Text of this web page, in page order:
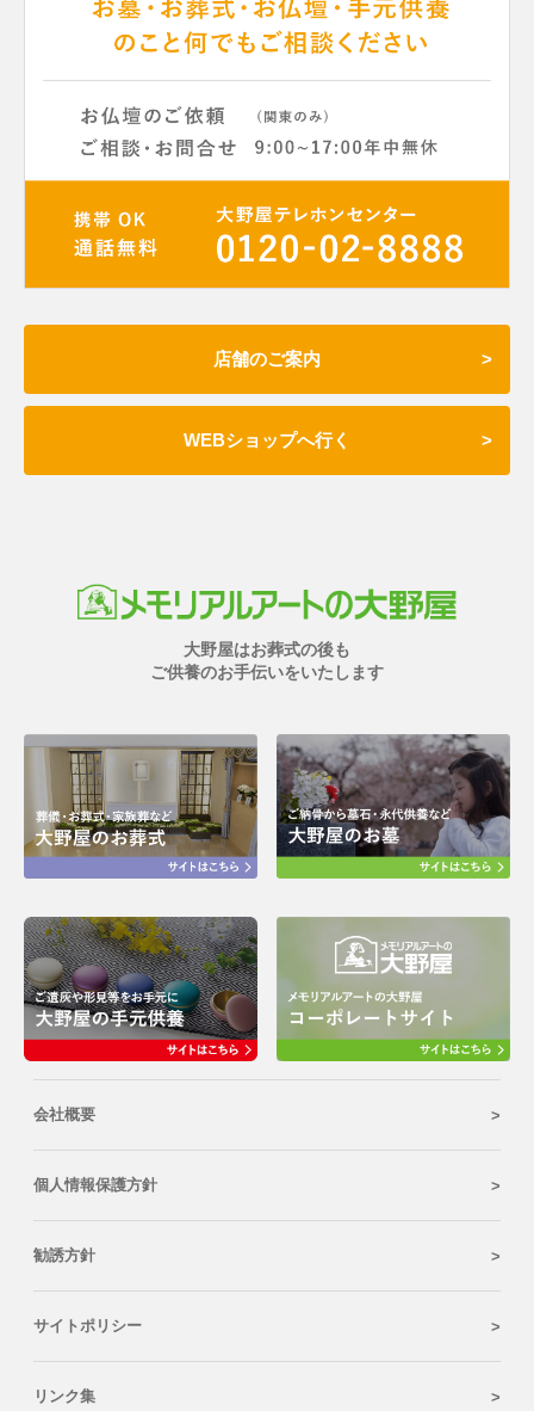
店舗のご案内
WEBショップへ行く
大野屋はお葬式の後も
ご供養のお手伝いをいたします
会社概要
個人情報保護方針
勧誘方針
サイトポリシー
リンク集